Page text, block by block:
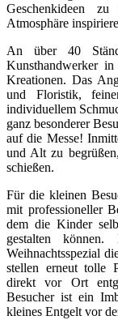
Geschenkideen
Atmosphäre
An über 40
Kunsthandwerker
Kreationen. Das
und Floristik,
individuellem
ganz besonderer
auf die Messe!
und Alt zu
schießen.
Für die kleinen
mit professioneller
dem die Kinder
gestalten
Weihnachtsspezial
stellen erneut tolle
direkt vor Ort
Besucher ist ein
kleines Entgelt vor